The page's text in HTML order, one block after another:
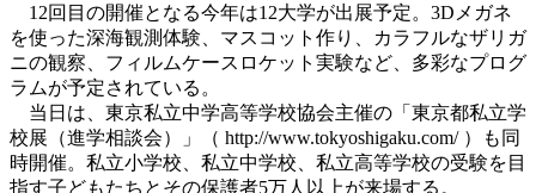
12回目の開催となる今年は12大学が出展予定。3Dメガネ
を使った深海観測体験、マスコット作り、カラフルなザリガ
ニの観察、フィルムケースロケット実験など、多彩なプログ
ラムが予定されている。
当日は、東京私立中学高等学校協会主催の「東京都私立学
校展（進学相談会）」（ http://www.tokyoshigaku.com/ ）も同
時開催。私立小学校、私立中学校、私立高等学校の受験を目
指す子どもたちとその保護者5万人以上が来場する。